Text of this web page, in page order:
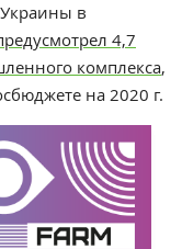
в
4,7
комплекса,
на 2020 г.